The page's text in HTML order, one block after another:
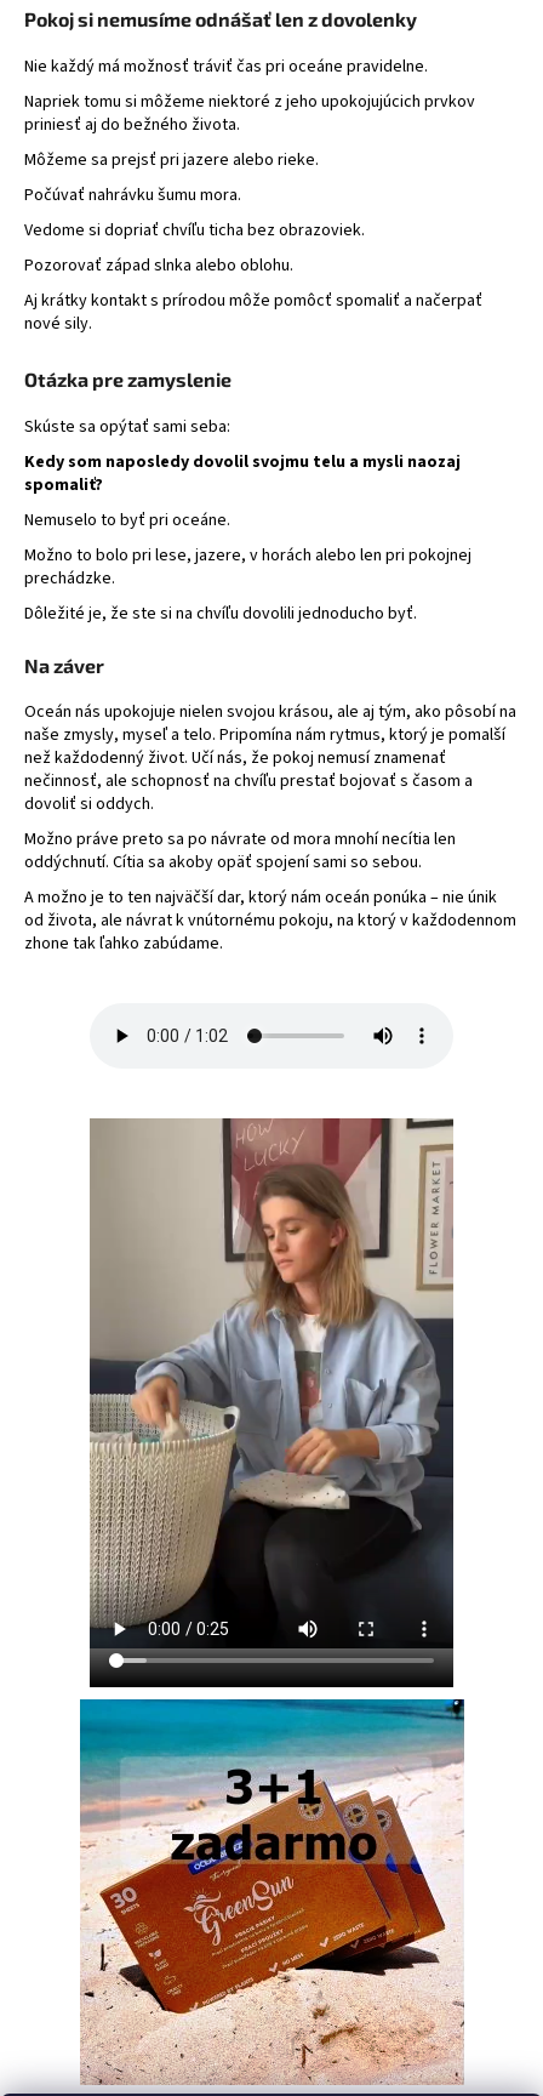
Pokoj si nemusíme odnášať len z dovolenky
Nie každý má možnosť tráviť čas pri oceáne pravidelne.
Napriek tomu si môžeme niektoré z jeho upokojujúcich prvkov
priniesť aj do bežného života.
Môžeme sa prejsť pri jazere alebo rieke.
Počúvať nahrávku šumu mora.
Vedome si dopriať chvíľu ticha bez obrazoviek.
Pozorovať západ slnka alebo oblohu.
Aj krátky kontakt s prírodou môže pomôcť spomaliť a načerpať
nové sily.
Otázka pre zamyslenie
Skúste sa opýtať sami seba:
Kedy som naposledy dovolil svojmu telu a mysli naozaj
spomaliť?
Nemuselo to byť pri oceáne.
Možno to bolo pri lese, jazere, v horách alebo len pri pokojnej
prechádzke.
Dôležité je, že ste si na chvíľu dovolili jednoducho byť.
Na záver
Oceán nás upokojuje nielen svojou krásou, ale aj tým, ako pôsobí na
naše zmysly, myseľ a telo. Pripomína nám rytmus, ktorý je pomalší
než každodenný život. Učí nás, že pokoj nemusí znamenať
nečinnosť, ale schopnosť na chvíľu prestať bojovať s časom a
dovoliť si oddych.
Možno práve preto sa po návrate od mora mnohí necítia len
oddýchnutí. Cítia sa akoby opäť spojení sami so sebou.
A možno je to ten najväčší dar, ktorý nám oceán ponúka – nie únik
od života, ale návrat k vnútornému pokoju, na ktorý v každodennom
zhone tak ľahko zabúdame.